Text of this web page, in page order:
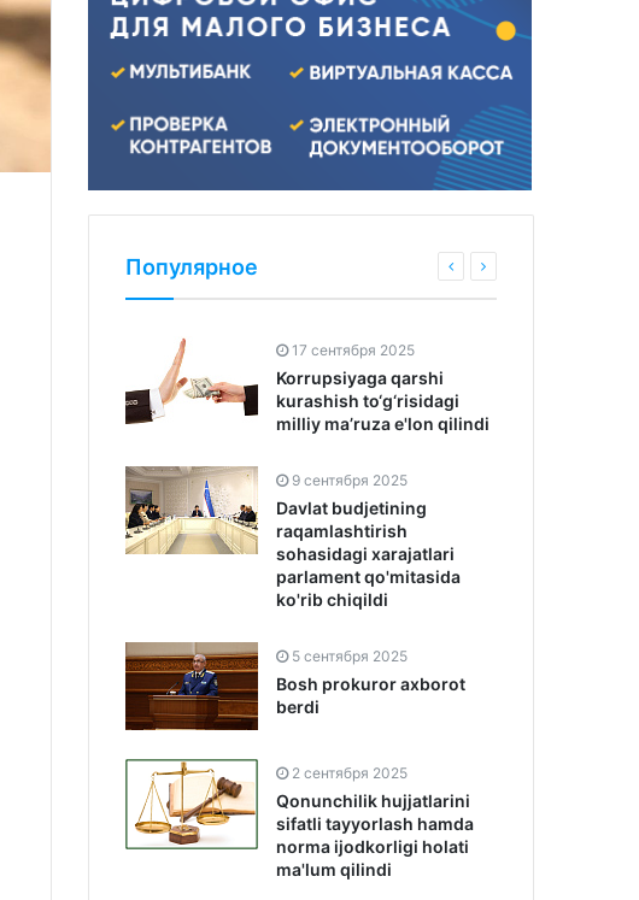
Популярное
17 сентября 2025
Korrupsiyaga qarshi
kurashish to‘g‘risidagi
milliy ma’ruza e'lon qilindi
9 сентября 2025
Davlat budjetining
raqamlashtirish
sohasidagi xarajatlari
parlament qo'mitasida
ko'rib chiqildi
5 сентября 2025
Bosh prokuror axborot
berdi
2 сентября 2025
Qonunchilik hujjatlarini
sifatli tayyorlash hamda
norma ijodkorligi holati
ma'lum qilindi